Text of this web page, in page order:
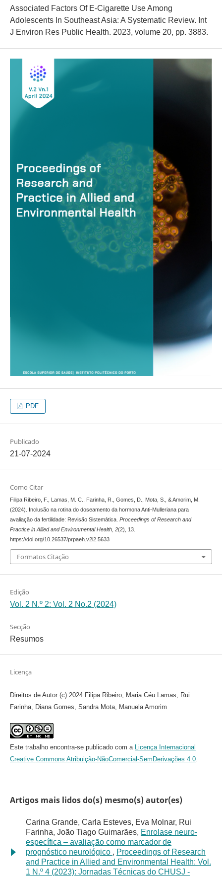
Associated Factors Of E-Cigarette Use Among
Adolescents In Southeast Asia: A Systematic Review. Int
J Environ Res Public Health. 2023, volume 20, pp. 3883.
PDF
Publicado
21-07-2024
Como Citar
Filipa Ribeiro, F., Lamas, M. C., Farinha, R., Gomes, D., Mota, S., & Amorim, M.
(2024). Inclusão na rotina do doseamento da hormona Anti-Mulleriana para
avaliação da fertilidade: Revisão Sistemática. Proceedings of Research and
Practice in Allied and Environmental Health, 2(2), 13.
https://doi.org/10.26537/prpaeh.v2i2.5633
Formatos Citação
Edição
Vol. 2 N.º 2: Vol. 2 No.2 (2024)
Secção
Resumos
Licença
Direitos de Autor (c) 2024 Filipa Ribeiro, Maria Céu Lamas, Rui
Farinha, Diana Gomes, Sandra Mota, Manuela Amorim
Este trabalho encontra-se publicado com a Licença Internacional
Creative Commons Atribuição-NãoComercial-SemDerivações 4.0.
Artigos mais lidos do(s) mesmo(s) autor(es)
Carina Grande, Carla Esteves, Eva Molnar, Rui
Farinha, João Tiago Guimarães, Enrolase neuro-
específica – avaliação como marcador de
prognóstico neurológico , Proceedings of Research
and Practice in Allied and Environmental Health: Vol.
1 N.º 4 (2023): Jornadas Técnicas do CHUSJ -